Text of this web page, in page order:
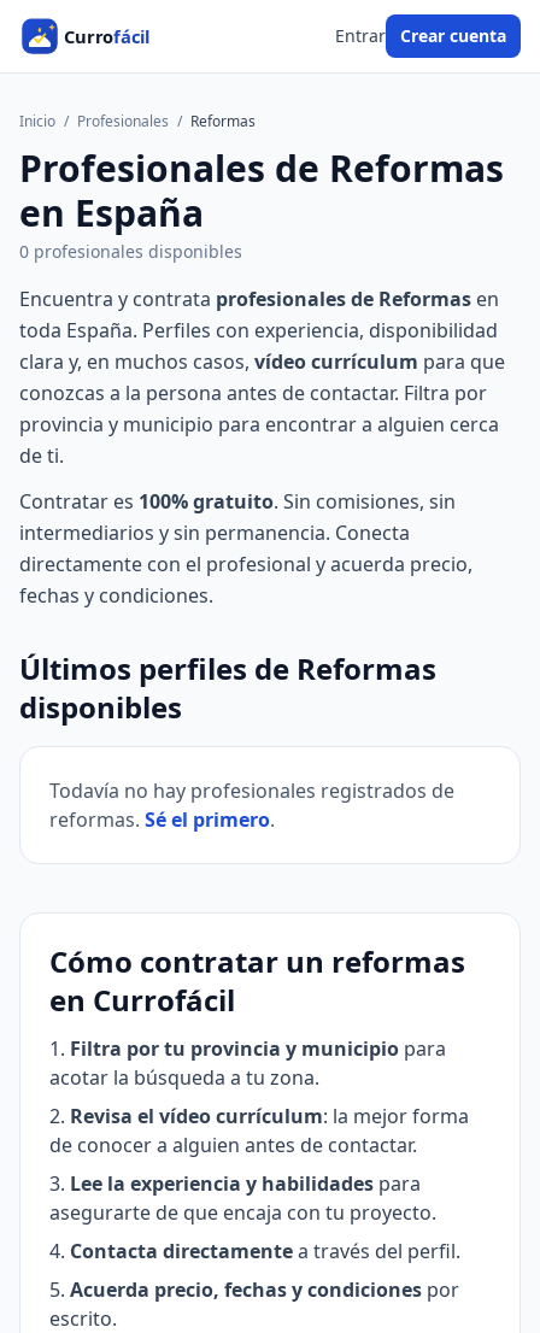
Entrar Crear cuenta
Inicio / Profesionales / Reformas
Profesionales de Reformas
en España
0 profesionales disponibles
Encuentra y contrata profesionales de Reformas en
toda España. Perfiles con experiencia, disponibilidad
clara y, en muchos casos, vídeo currículum para que
conozcas a la persona antes de contactar. Filtra por
provincia y municipio para encontrar a alguien cerca
de ti.
Contratar es 100% gratuito. Sin comisiones, sin
intermediarios y sin permanencia. Conecta
directamente con el profesional y acuerda precio,
fechas y condiciones.
Últimos perfiles de Reformas
disponibles
Todavía no hay profesionales registrados de
reformas. Sé el primero.
Cómo contratar un reformas
en Currofácil
Filtra por tu provincia y municipio para
acotar la búsqueda a tu zona.
Revisa el vídeo currículum: la mejor forma
de conocer a alguien antes de contactar.
Lee la experiencia y habilidades para
asegurarte de que encaja con tu proyecto.
Contacta directamentea través del perfil.
Acuerda precio, fechas y condiciones por
escrito.